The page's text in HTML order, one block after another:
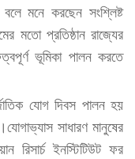
মনে করছেন সংশ্লিষ্ট
মতো প্রতিষ্ঠান রাজ্যের
ভূমিকা পালন করতে
যোগ দিবস পালন হয়
সাধারণ মানুষের
রিসার্চ ইনস্টিটিউট ফর